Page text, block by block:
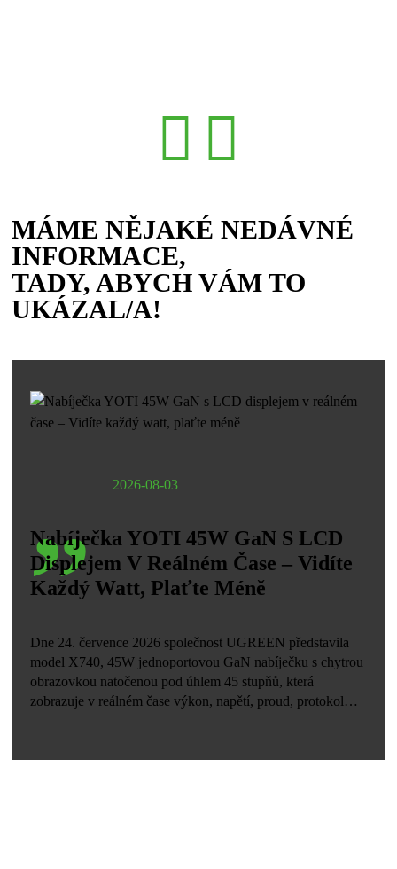
MÁME NĚJAKÉ NEDÁVNÉ
INFORMACE,
TADY, ABYCH VÁM TO
UKÁZAL/A!
„ 2026-08-03
Nabíječka YOTI 45W GaN S LCD
Displejem V Reálném Čase – Vidíte
Každý Watt, Plaťte Méně
Dne 24. července 2026 společnost UGREEN představila
model X740, 45W jednoportovou GaN nabíječku s chytrou
obrazovkou natočenou pod úhlem 45 stupňů, která
zobrazuje v reálném čase výkon, napětí, proud, protokol
jenů, přičemž se očekává, že cena v zahraničí bude